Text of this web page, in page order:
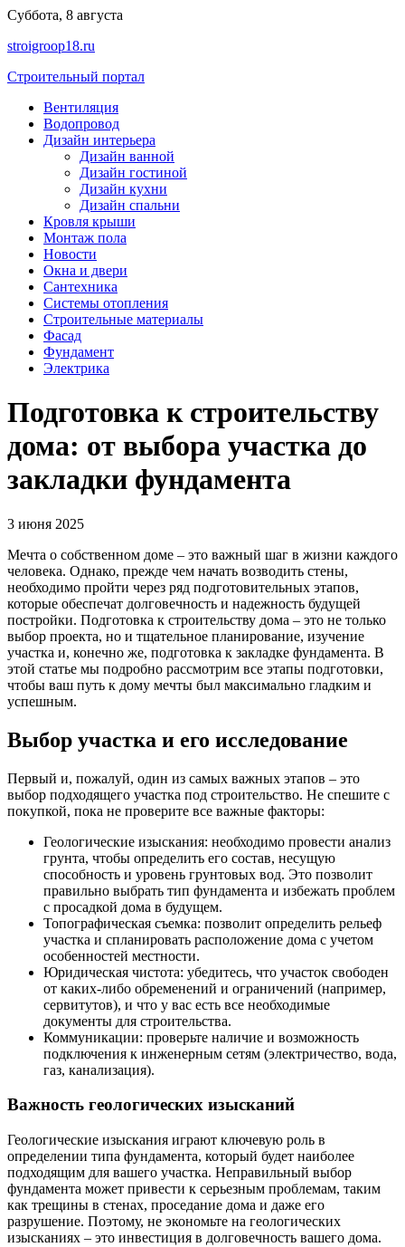
Перейти
содержимому
Суббота, 8 августа
stroigroop18.ru
Строительный портал
Вентиляция
Водопровод
Дизайн интерьера
Дизайн ванной
Дизайн гостиной
Дизайн кухни
Дизайн спальни
Кровля крыши
Монтаж пола
Новости
Окна и двери
Сантехника
Системы отопления
Строительные материалы
Фасад
Фундамент
Электрика
Подготовка к строительству
дома: от выбора участка до
закладки фундамента
3 июня 2025
Мечта о собственном доме – это важный шаг в жизни каждого
человека. Однако, прежде чем начать возводить стены,
необходимо пройти через ряд подготовительных этапов,
которые обеспечат долговечность и надежность будущей
постройки. Подготовка к строительству дома – это не только
выбор проекта, но и тщательное планирование, изучение
участка и, конечно же, подготовка к закладке фундамента. В
этой статье мы подробно рассмотрим все этапы подготовки,
чтобы ваш путь к дому мечты был максимально гладким и
успешным.
Выбор участка и его исследование
Первый и, пожалуй, один из самых важных этапов – это
выбор подходящего участка под строительство. Не спешите с
покупкой, пока не проверите все важные факторы:
Геологические изыскания: необходимо провести анализ
грунта, чтобы определить его состав, несущую
способность и уровень грунтовых вод. Это позволит
правильно выбрать тип фундамента и избежать проблем
с просадкой дома в будущем.
Топографическая съемка: позволит определить рельеф
участка и спланировать расположение дома с учетом
особенностей местности.
Юридическая чистота: убедитесь, что участок свободен
от каких-либо обременений и ограничений (например,
сервитутов), и что у вас есть все необходимые
документы для строительства.
Коммуникации: проверьте наличие и возможность
подключения к инженерным сетям (электричество, вода,
газ, канализация).
Важность геологических изысканий
Геологические изыскания играют ключевую роль в
определении типа фундамента, который будет наиболее
подходящим для вашего участка. Неправильный выбор
фундамента может привести к серьезным проблемам, таким
как трещины в стенах, проседание дома и даже его
разрушение. Поэтому, не экономьте на геологических
изысканиях – это инвестиция в долговечность вашего дома.